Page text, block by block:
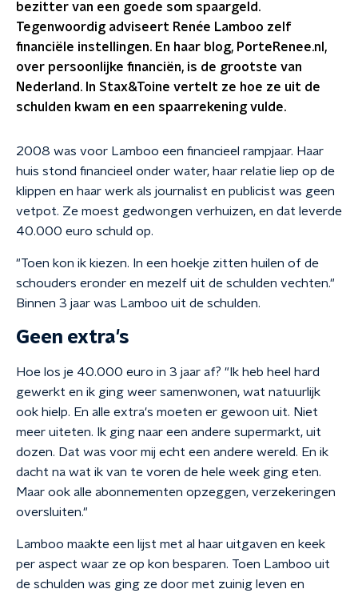
bezitter van een goede som spaargeld.
Tegenwoordig adviseert Renée Lamboo zelf
financiële instellingen. En haar blog, PorteRenee.nl,
over persoonlijke financiën, is de grootste van
Nederland. In Stax&Toine vertelt ze hoe ze uit de
schulden kwam en een spaarrekening vulde.
2008 was voor Lamboo een financieel rampjaar. Haar
huis stond financieel onder water, haar relatie liep op de
klippen en haar werk als journalist en publicist was geen
vetpot. Ze moest gedwongen verhuizen, en dat leverde
40.000 euro schuld op.
"Toen kon ik kiezen. In een hoekje zitten huilen of de
schouders eronder en mezelf uit de schulden vechten."
Binnen 3 jaar was Lamboo uit de schulden.
Geen extra's
Hoe los je 40.000 euro in 3 jaar af? "Ik heb heel hard
gewerkt en ik ging weer samenwonen, wat natuurlijk
ook hielp. En alle extra's moeten er gewoon uit. Niet
meer uiteten. Ik ging naar een andere supermarkt, uit
dozen. Dat was voor mij echt een andere wereld. En ik
dacht na wat ik van te voren de hele week ging eten.
Maar ook alle abonnementen opzeggen, verzekeringen
oversluiten."
Lamboo maakte een lijst met al haar uitgaven en keek
per aspect waar ze op kon besparen. Toen Lamboo uit
de schulden was ging ze door met zuinig leven en